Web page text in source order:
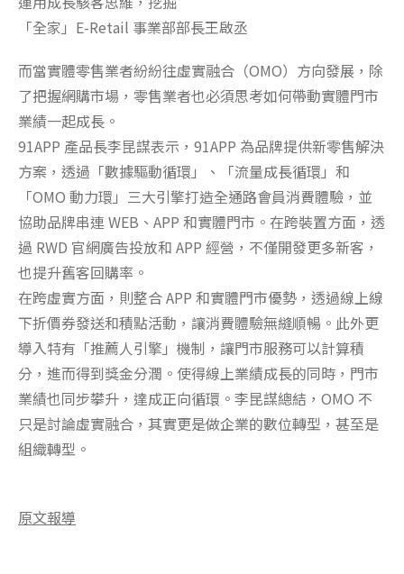
「全家」E-Retail 事業部部長王啟丞
而當實體零售業者紛紛往虛實融合（OMO）方向發展，除
了把握網購市場，零售業者也必須思考如何帶動實體門市
業績一起成長。
91APP 產品長李昆謀表示，91APP 為品牌提供新零售解決
方案，透過「數據驅動循環」、「流量成長循環」和
「OMO 動力環」三大引擎打造全通路會員消費體驗，並
協助品牌串連 WEB、APP 和實體門市。在跨裝置方面，透
過 RWD 官網廣告投放和 APP 經營，不僅開發更多新客，
也提升舊客回購率。
在跨虛實方面，則整合 APP 和實體門市優勢，透過線上線
下折價券發送和積點活動，讓消費體驗無縫順暢。此外更
導入特有「推薦人引擎」機制，讓門市服務可以計算積
分，進而得到獎金分潤。使得線上業績成長的同時，門市
業績也同步攀升，達成正向循環。李昆謀總結，OMO 不
只是討論虛實融合，其實更是做企業的數位轉型，甚至是
組織轉型。
原文報導